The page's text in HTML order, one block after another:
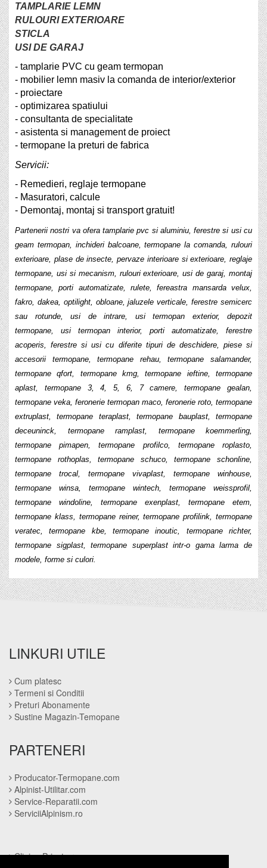
TAMPLARIE LEMN
RULOURI EXTERIOARE
STICLA
USI DE GARAJ
- tamplarie PVC cu geam termopan
- mobilier lemn masiv la comanda de interior/exterior
- proiectare
- optimizarea spatiului
- consultanta de specialitate
- asistenta si management de proiect
- termopane la preturi de fabrica
Servicii:
- Remedieri, reglaje termopane
- Masuratori, calcule
- Demontaj, montaj si transport gratuit!
Partenerii nostri va ofera tamplarie pvc si aluminiu, ferestre si usi cu
geam termopan, inchideri balcoane, termopane la comanda, rulouri
exterioare, plase de insecte, pervaze interioare si exterioare, reglaje
termopane, usi si mecanism, rulouri exterioare, usi de garaj, montaj
termopane, porti automatizate, rulete, fereastra mansarda velux,
fakro, dakea, optilight, obloane, jaluzele verticale, ferestre semicerc
sau rotunde, usi de intrare, usi termopan exterior, depozit
termopane, usi termopan interior, porti automatizate, ferestre
acoperis, ferestre si usi cu diferite tipuri de deschidere, piese si
accesorii termopane, termopane rehau, termopane salamander,
termopane qfort, termopane kmg, termopane ieftine, termopane
aplast, termopane 3, 4, 5, 6, 7 camere, termopane gealan,
termopane veka, feronerie termopan maco, feronerie roto, termopane
extruplast, termopane teraplast, termopane bauplast, termopane
deceuninck, termopane ramplast, termopane koemmerling,
termopane pimapen, termopane profilco, termopane roplasto,
termopane rothoplas, termopane schuco, termopane schonline,
termopane trocal, termopane vivaplast, termopane winhouse,
termopane winsa, termopane wintech, termopane weissprofil,
termopane windoline, termopane exenplast, termopane etem,
termopane klass, termopane reiner, termopane profilink, termopane
veratec, termopane kbe, termopane inoutic, termopane richter,
termopane sigplast, termopane superplast intr-o gama larma de
modele, forme si culori.
LINKURI UTILE
Cum platesc
Termeni si Conditii
Preturi Abonamente
Sustine Magazin-Temopane
PARTENERI
Producator-Termopane.com
Alpinist-Utilitar.com
Service-Reparatii.com
ServiciiAlpinism.ro
Clinica-Privata.ro